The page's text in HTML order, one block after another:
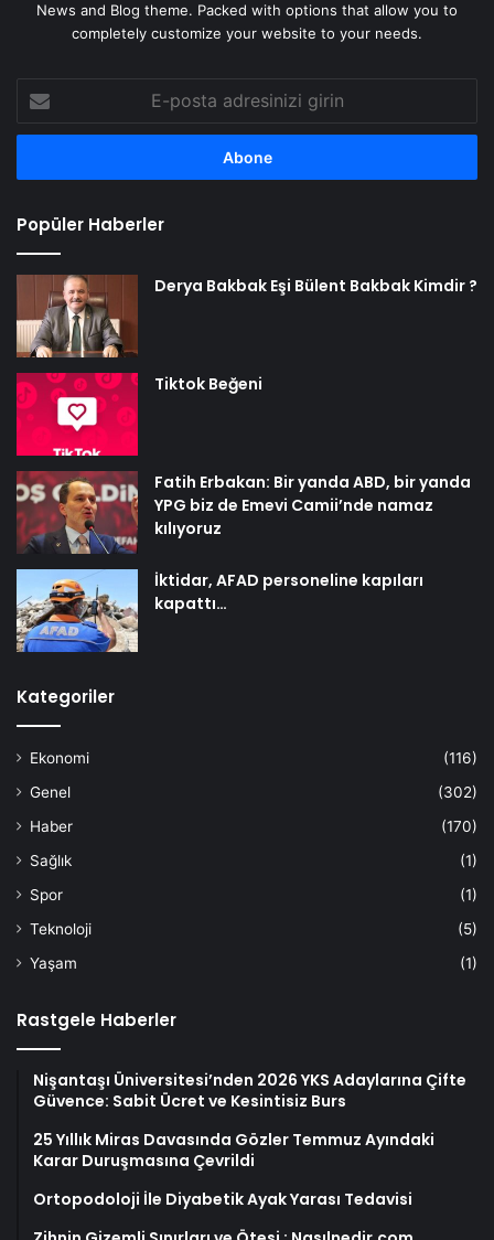
News and Blog theme. Packed with options that allow you to
completely customize your website to your needs.
posta
adresinizi
Popüler Haberler
Derya Bakbak Eşi Bülent Bakbak Kimdir ?
Tiktok Beğeni
Fatih Erbakan: Bir yanda ABD, bir yanda
YPG biz de Emevi Camii’nde namaz
kılıyoruz
İktidar, AFAD personeline kapıları
kapattı…
Kategoriler
Ekonomi
(116)
Genel
(302)
Haber
(170)
Sağlık
(1)
Spor
(1)
Teknoloji
(5)
Yaşam
(1)
Rastgele Haberler
Nişantaşı Üniversitesi’nden 2026 YKS Adaylarına Çifte
Güvence: Sabit Ücret ve Kesintisiz Burs
25 Yıllık Miras Davasında Gözler Temmuz Ayındaki
Karar Duruşmasına Çevrildi
Ortopodoloji İle Diyabetik Ayak Yarası Tedavisi